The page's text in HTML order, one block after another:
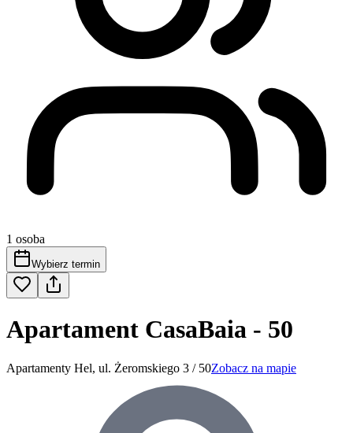
1 osoba
Wybierz termin
Apartament CasaBaia - 50
Apartamenty Hel, ul. Żeromskiego 3 / 50Zobacz na mapie